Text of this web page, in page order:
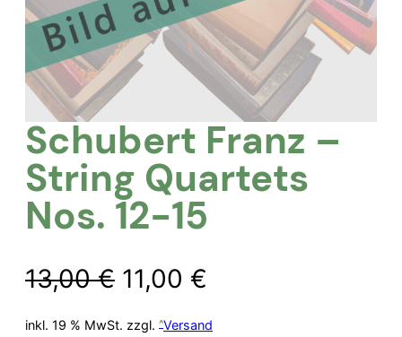
Schubert Franz –
String Quartets
Nos. 12-15
13,00€ Ursprünglicher
Preis
11,00 €
Preis
inkl. 19 % MwSt. zzgl. Versand